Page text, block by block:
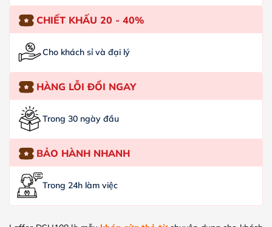
CHIẾT KHẤU 20 - 40%
Cho khách sỉ và đại lý
HÀNG LỖI ĐỔI NGAY
Trong 30 ngày đầu
BẢO HÀNH NHANH
Trong 24h làm việc